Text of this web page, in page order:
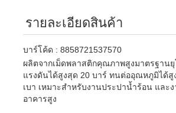
รายละเอียดสินค้า
บาร์โค้ด : 8858721537570
ผลิตจากเม็ดพลาสติกคุณภาพสูงมาตรฐาน
แรงดันได้สูงสุด 20 บาร์ ทนต่ออุณหภูมิได้สู
เบา เหมาะสำหรับงานประปาน้ำร้อน และ
อาคารสูง